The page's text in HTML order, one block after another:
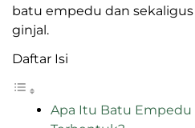
batu empedu dan
ginjal.
Daftar Isi
Apa Itu Batu Empedu